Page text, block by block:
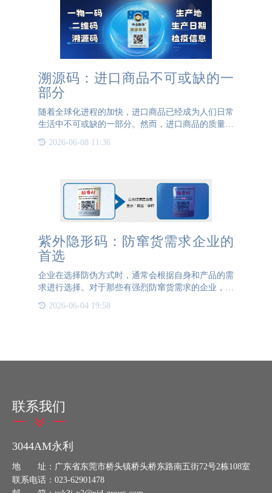
溯源码：进口商品不可或缺的一
部分
随着全球化进程的加快，进口商品已经成为人们日常
生活中不可或缺的一部分。然而，进口商品的质量和
安全性也成为了消费者关注的焦点。为了保障消费者
的权益，进口商品溯源码应运而生。本文将探讨进口
2026-06-08 11:36
紫外隐形码：防窜货需求企业的
首选
企业在选择防伪方式时，通常会根据自身和产品的需
求进行选择。对于那些有强烈防窜货需求的企业，紫
外隐形码是一种理想的选择。紫外隐形码在日光或肉
眼状态下不可见，只有在使用专业紫光灯照明时才能
2026-06-04 19:58
联系我们
3044AM永利
地 址：广东省东莞市桥头镇桥头桥东路南五街72号2栋108室
联系电话：023-62901478